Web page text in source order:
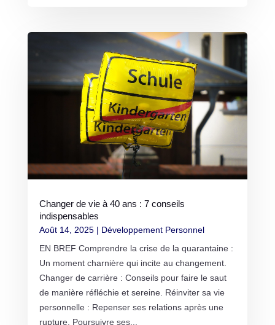
Changer de vie à 40 ans : 7 conseils
indispensables
Août 14, 2025| Développement Personnel
EN BREF Comprendre la crise de la quarantaine :
Un moment charnière qui incite au changement.
Changer de carrière : Conseils pour faire le saut
de manière réfléchie et sereine. Réinviter sa vie
personnelle : Repenser ses relations après une
rupture. Poursuivre ses...